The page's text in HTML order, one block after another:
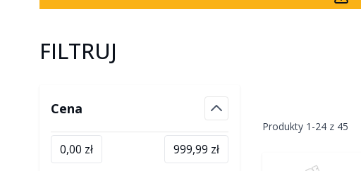
FILTRUJ
Cena
filter
Minimalna wartość
0,00 zł Maksymalna wartość
999,99 zł
Produkty 1 -24 z 45